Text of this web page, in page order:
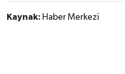
Kaynak: Haber Merkezi